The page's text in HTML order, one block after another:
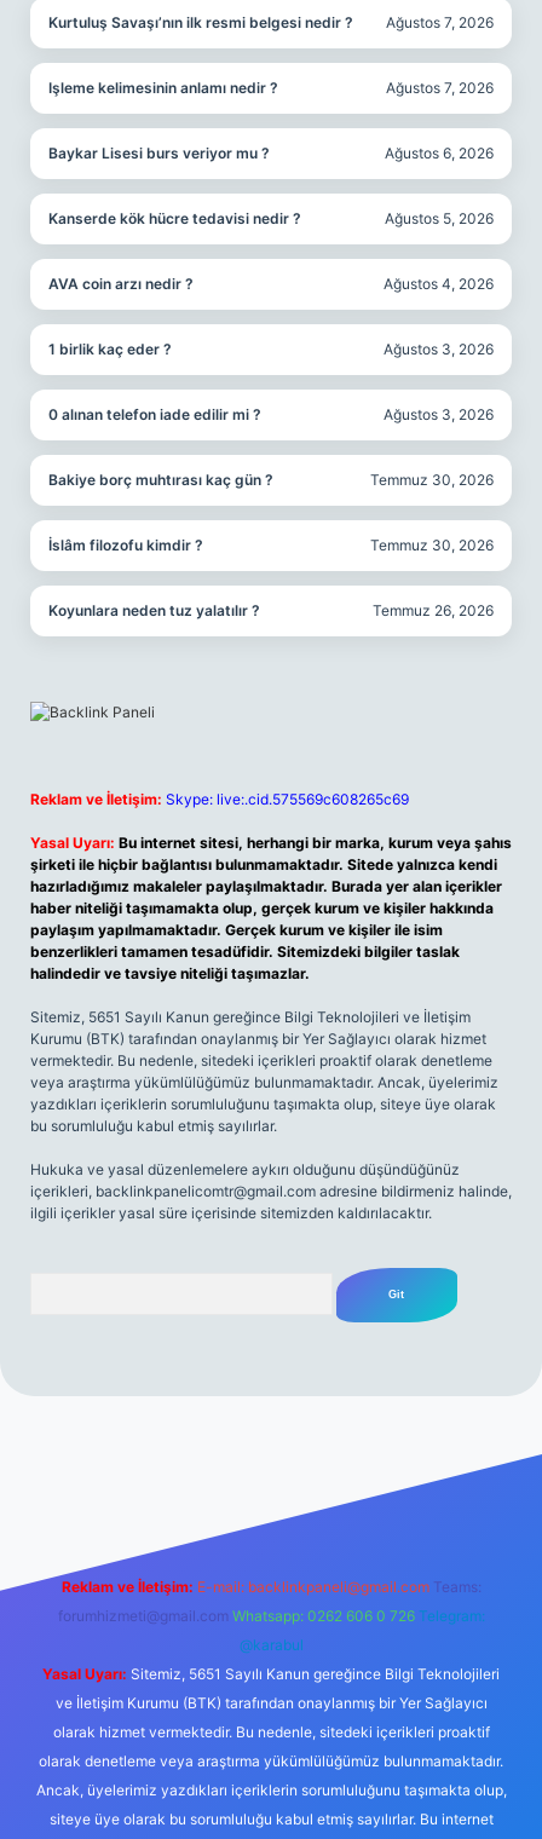
Kurtuluş Savaşı’nın ilk resmi belgesi nedir ? Ağustos 7, 2026
Işleme kelimesinin anlamı nedir ? Ağustos 7, 2026
Baykar Lisesi burs veriyor mu ? Ağustos 6, 2026
Kanserde kök hücre tedavisi nedir ? Ağustos 5, 2026
AVA coin arzı nedir ? Ağustos 4, 2026
1 birlik kaç eder ? Ağustos 3, 2026
0 alınan telefon iade edilir mi ? Ağustos 3, 2026
Bakiye borç muhtırası kaç gün ? Temmuz 30, 2026
İslâm filozofu kimdir ? Temmuz 30, 2026
Koyunlara neden tuz yalatılır ? Temmuz 26, 2026
Reklam ve İletişim: Skype: live:.cid.575569c608265c69
Yasal Uyarı: Bu internet sitesi, herhangi bir marka, kurum veya şahıs
şirketi ile hiçbir bağlantısı bulunmamaktadır. Sitede yalnızca kendi
hazırladığımız makaleler paylaşılmaktadır. Burada yer alan içerikler
haber niteliği taşımamakta olup, gerçek kurum ve kişiler hakkında
paylaşım yapılmamaktadır. Gerçek kurum ve kişiler ile isim
benzerlikleri tamamen tesadüfidir. Sitemizdeki bilgiler taslak
halindedir ve tavsiye niteliği taşımazlar.
Sitemiz, 5651 Sayılı Kanun gereğince Bilgi Teknolojileri ve İletişim
Kurumu (BTK) tarafından onaylanmış bir Yer Sağlayıcı olarak hizmet
vermektedir. Bu nedenle, sitedeki içerikleri proaktif olarak denetleme
veya araştırma yükümlülüğümüz bulunmamaktadır. Ancak, üyelerimiz
yazdıkları içeriklerin sorumluluğunu taşımakta olup, siteye üye olarak
bu sorumluluğu kabul etmiş sayılırlar.
Hukuka ve yasal düzenlemelere aykırı olduğunu düşündüğünüz
içerikleri, backlinkpanelicomtr@gmail.com adresine bildirmeniz halinde,
ilgili içerikler yasal süre içerisinde sitemizden kaldırılacaktır.
Reklam ve İletişim: E-mail: backlinkpaneli@gmail.com Teams:
forumhizmeti@gmail.com Whatsapp: 0262 606 0 726 Telegram:
@karabul
Yasal Uyarı: Sitemiz, 5651 Sayılı Kanun gereğince Bilgi Teknolojileri
ve İletişim Kurumu (BTK) tarafından onaylanmış bir Yer Sağlayıcı
olarak hizmet vermektedir. Bu nedenle, sitedeki içerikleri proaktif
olarak denetleme veya araştırma yükümlülüğümüz bulunmamaktadır.
Ancak, üyelerimiz yazdıkları içeriklerin sorumluluğunu taşımakta olup,
siteye üye olarak bu sorumluluğu kabul etmiş sayılırlar. Bu internet